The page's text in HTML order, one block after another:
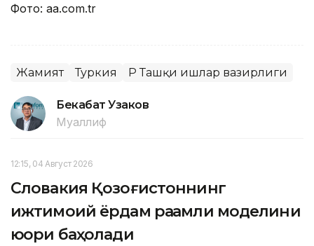
Фото: aa.com.tr
Жамият Туркия ҚР Ташқи ишлар вазирлиги
Бекабат Узаков
Муаллиф
12:15, 04 Август 2026
Словакия Қозоғистоннинг
ижтимоий ёрдам рақамли моделини
юқори баҳолади